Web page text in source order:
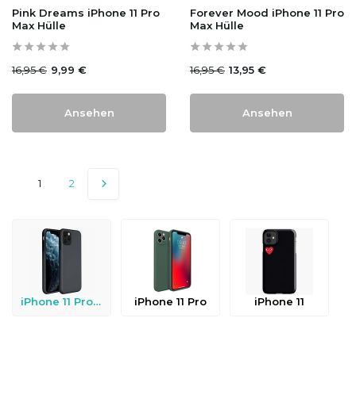
Pink Dreams iPhone 11 Pro
Max Hülle
16,95 € 9,99 €
Ansehen
Forever Mood iPhone 11 Pro
Max Hülle
16,95 € 13,95 €
Ansehen
1 2
iPhone 11 Pro Max iPhone 11 Pro iPhone 11